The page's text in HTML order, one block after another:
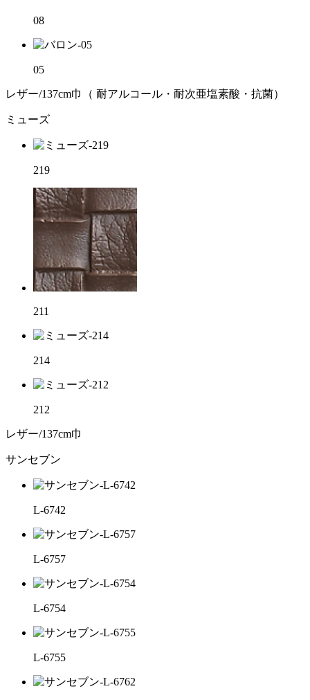
08
05
レザー/137cm巾（ 耐アルコール・耐次亜塩素酸・抗菌）
ミューズ
219
211
214
212
レザー/137cm巾
サンセブン
L-6742
L-6757
L-6754
L-6755